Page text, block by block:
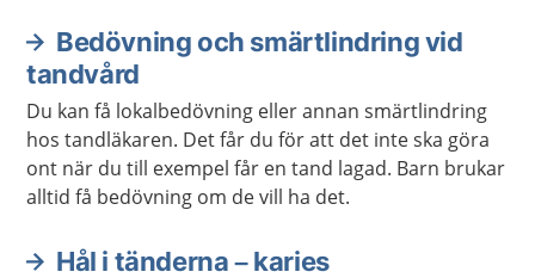
Bedövning och smärtlindring vid
tandvård
Du kan få lokalbedövning eller annan smärtlindring
hos tandläkaren. Det får du för att det inte ska göra
ont när du till exempel får en tand lagad. Barn brukar
alltid få bedövning om de vill ha det.
Hål i tänderna – karies